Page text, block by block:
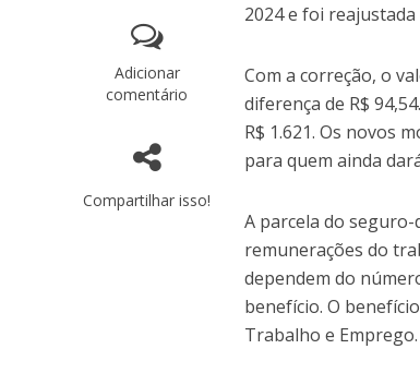
Adicionar
comentário
Compartilhar isso!
2024 e foi reajustada
Com a correção, o
diferença de R$
R$ 1.621. Os novos
para quem ainda
A parcela do
remunerações do
dependem do
benefício. O
Trabalho e Emprego.